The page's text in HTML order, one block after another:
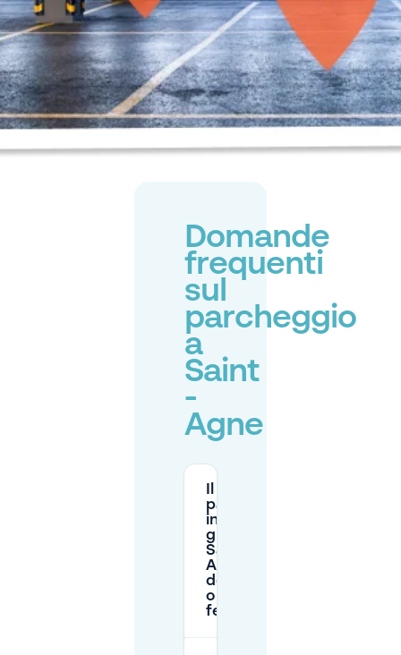
Domande
frequenti
sul
parcheggio
a
Saint
-
Agne
parcheggio
in strada è
gratuito a
Saint -
Agne la
domenica
o nei giorni
festivi?